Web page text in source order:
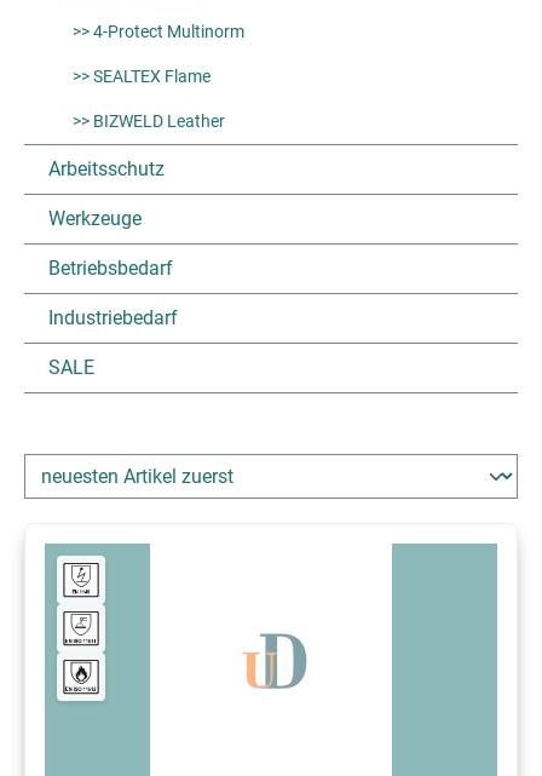
>> 4-Protect Multinorm
>> SEALTEX Flame
>> BIZWELD Leather
Arbeitsschutz
Werkzeuge
Betriebsbedarf
Industriebedarf
SALE